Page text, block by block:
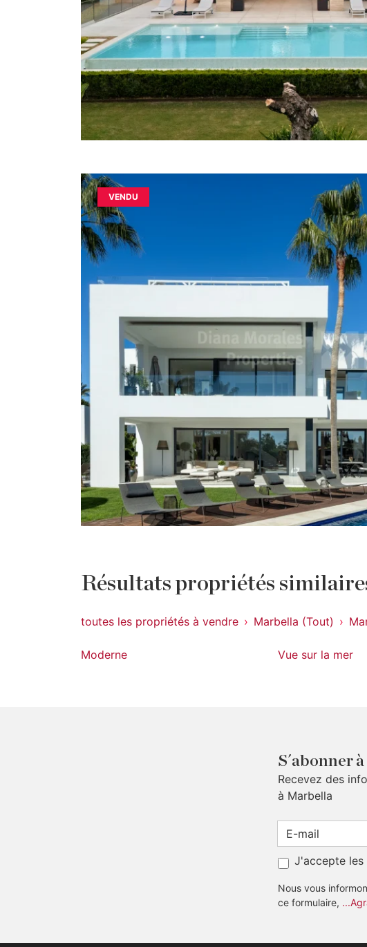
VENDU
Résultats propriétés
toutes les propriétés à vendre Marbella (Tout)
Moderne Vue sur la mer
S´abonner
Recevez des
à Marbella
J'accepte les
Nous vous
ce formulaire,